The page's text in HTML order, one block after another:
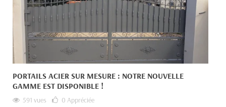
PORTAILS ACIER SUR MESURE : NOTRE NOUVELLE
GAMME EST DISPONIBLE !
591 vues 0 Appréciée